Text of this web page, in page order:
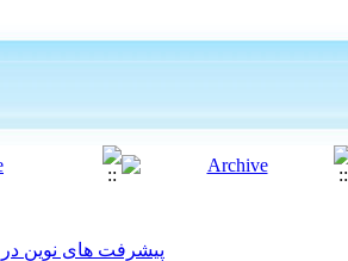
پیشرفت های نوین در علوم